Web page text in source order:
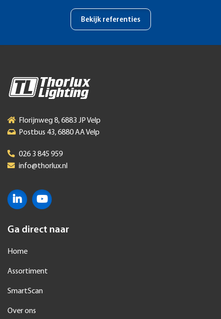
Bekijk referenties
Florijnweg 8, 6883 JP Velp
Postbus 43, 6880 AA Velp
026 3 845 959
info@thorlux.nl
Ga direct naar
Home
Assortiment
SmartScan
Over ons